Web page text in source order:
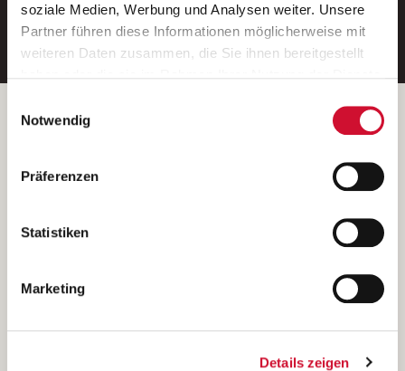
soziale Medien, Werbung und Analysen weiter. Unsere
Partner führen diese Informationen möglicherweise mit
weiteren Daten zusammen, die Sie ihnen bereitgestellt
Wenn Sie auf „Cookies zulassen“ klicken, so stimmen
Sie der Speicherung sämtlicher Cookies zu. Sie können
Ihre Einwilligung selbstverständlich jederzeit widerrufen,
indem Sie die Cookie-Einstellungen aufrufen und diese
unsererDatenschutzerklärung
Notwendig
Präferenzen
Statistiken
Marketing
Details zeigen
E-Mail-Adresse eintragen
Betreiber der Webseite
Kantstraße 45a
(Ein Tochterunternehmen des AWO Bezirksverbandes Unterfranken
e.V.)